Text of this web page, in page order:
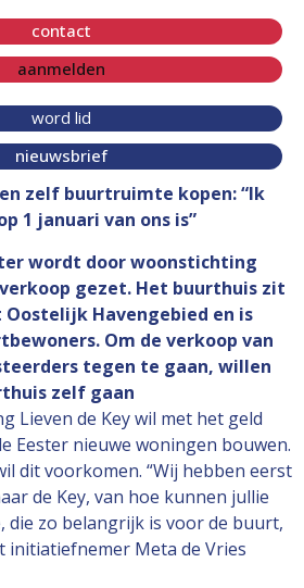
contact
aanmelden
word lid
nieuwsbrief
zelf buurtruimte kopen: “Ik
1 januari van ons is”
wordt door woonstichting
gezet. Het buurthuis zit
Oostelijk Havengebied en is
Om de verkoop van
tegen te gaan, willen
zelf gaan
Lieven de Key wil met het geld
Eester nieuwe woningen bouwen.
dit voorkomen. “Wij hebben eerst
de Key, van hoe kunnen jullie
zo belangrijk is voor de buurt,
initiatiefnemer Meta de Vries